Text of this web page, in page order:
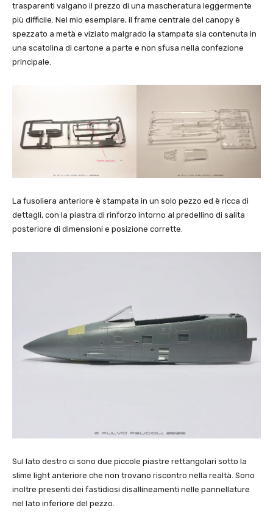
trasparenti valgano il prezzo di una mascheratura leggermente
più difficile. Nel mio esemplare, il frame centrale del canopy è
spezzato a metà e viziato malgrado la stampata sia contenuta in
una scatolina di cartone a parte e non sfusa nella confezione
principale.
La fusoliera anteriore è stampata in un solo pezzo ed è ricca di
dettagli, con la piastra di rinforzo intorno al predellino di salita
posteriore di dimensioni e posizione corrette.
Sul lato destro ci sono due piccole piastre rettangolari sotto la
slime light anteriore che non trovano riscontro nella realtà. Sono
inoltre presenti dei fastidiosi disallineamenti nelle pannellature
nel lato inferiore del pezzo.